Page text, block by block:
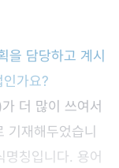
을 담당하고 계시
가요?
더 많이 쓰여서
기재해두었습니
칭입니다. 용어